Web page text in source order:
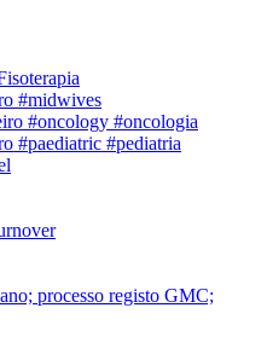
#midwives
#oncology #oncologia
#paediatric #pediatria
processo registo GMC;